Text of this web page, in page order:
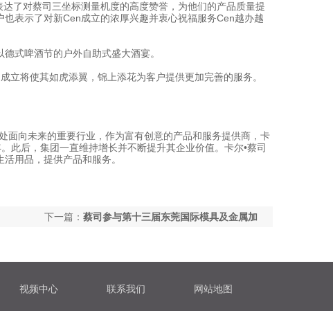
了对蔡司三坐标测量机度的高度赞誉，为他们的产品质量提
表示了对新Cen成立的浓厚兴趣并衷心祝福服务Cen越办越
式啤酒节的户外自助式盛大酒宴。
立将使其如虎添翼，锦上添花为客户提供更加完善的服务。
面向未来的重要行业，作为富有创意的产品和服务提供商，卡
此后，集团一直维持增长并不断提升其企业价值。卡尔•蔡司
用品，提供产品和服务。
下一篇： 蔡司参与第十三届东莞国际模具及金属加
视频中心 联系我们 网站地图